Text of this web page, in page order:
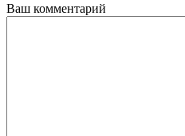
Ваш комментарий